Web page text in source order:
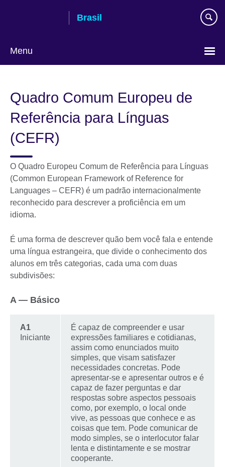
Brasil
Menu
language
Quadro Comum Europeu de
Referência para Línguas
(CEFR)
O Quadro Europeu Comum de Referência para Línguas
(Common European Framework of Reference for
Languages – CEFR) é um padrão internacionalmente
reconhecido para descrever a proficiência em um
idioma.
É uma forma de descrever quão bem você fala e entende
uma língua estrangeira, que divide o conhecimento dos
alunos em três categorias, cada uma com duas
subdivisões:
A — Básico
A1
Iniciante
É capaz de compreender e usar
expressões familiares e cotidianas,
assim como enunciados muito
simples, que visam satisfazer
necessidades concretas. Pode
apresentar-se e apresentar outros e é
capaz de fazer perguntas e dar
respostas sobre aspectos pessoais
como, por exemplo, o local onde
vive, as pessoas que conhece e as
coisas que tem. Pode comunicar de
modo simples, se o interlocutor falar
lenta e distintamente e se mostrar
cooperante.